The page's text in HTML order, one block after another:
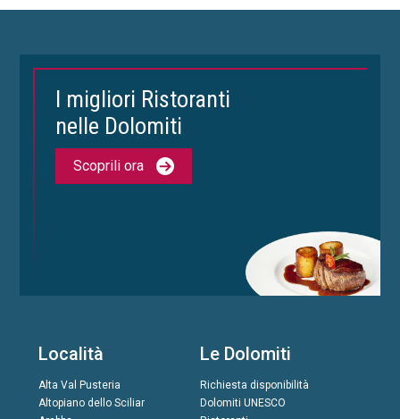
I migliori Ristoranti
nelle Dolomiti
Scoprili ora
Località
Alta Val Pusteria
Altopiano dello Sciliar
Le Dolomiti
Richiesta disponibilità
Dolomiti UNESCO